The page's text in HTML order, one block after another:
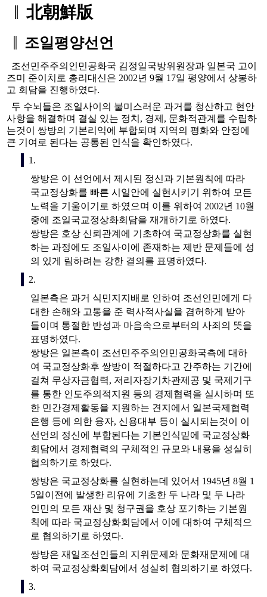
北朝鮮版
조일평양선언
조선민주주의인민공화국 김정일국방위원장과 일본국 고이
즈미 준이치로 총리대신은 2002년 9월 17일 평양에서 상봉하
고 회담을 진행하였다.
두 수뇌들은 조일사이의 불미스러운 과거를 청산하고 현안
사항을 해결하며 결실 있는 정치, 경제, 문화적관계를 수립하
는것이 쌍방의 기본리익에 부합되며 지역의 평화와 안정에
큰 기여로 된다는 공통된 인식을 확인하였다.
1.
쌍방은 이 선언에서 제시된 정신과 기본원칙에 따라
국교정상화를 빠른 시일안에 실현시키기 위하여 모든
노력을 기울이기로 하였으며 이를 위하여 2002년 10월
중에 조일국교정상화회담을 재개하기로 하였다.
쌍방은 호상 신뢰관계에 기초하여 국교정상화를 실현
하는 과정에도 조일사이에 존재하는 제반 문제들에 성
의 있게 림하려는 강한 결의를 표명하였다.
2.
일본측은 과거 식민지지배로 인하여 조선인민에게 다
대한 손해와 고통을 준 력사적사실을 겸허하게 받아
들이며 통절한 반성과 마음속으로부터의 사죄의 뜻을
표명하였다.
쌍방은 일본측이 조선민주주의인민공화국측에 대하
여 국교정상화후 쌍방이 적절하다고 간주하는 기간에
걸쳐 무상자금협력, 저리자장기차관제공 및 국제기구
를 통한 인도주의적지원 등의 경제협력을 실시하며 또
한 민간경제활동을 지원하는 견지에서 일본국제협력
은행 등에 의한 융자, 신용대부 등이 실시되는것이 이
선언의 정신에 부합된다는 기본인식밑에 국교정상화
회담에서 경제협력의 구체적인 규모와 내용을 성실히
협의하기로 하였다.
쌍방은 국교정상화를 실현하는데 있어서 1945년 8월 1
5일이전에 발생한 리유에 기초한 두 나라 및 두 나라
인민의 모든 재산 및 청구권을 호상 포기하는 기본원
칙에 따라 국교정상화회담에서 이에 대하여 구체적으
로 협의하기로 하였다.
쌍방은 재일조선인들의 지위문제와 문화재문제에 대
하여 국교정상화회담에서 성실히 협의하기로 하였다.
3.